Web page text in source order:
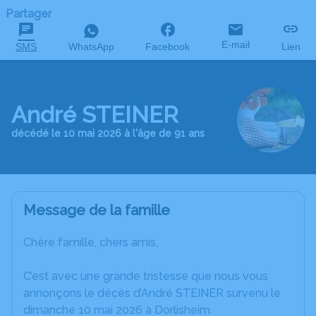
Partager
SMS WhatsApp Facebook E-mail Lien
André STEINER
décédé le 10 mai 2026 à l'âge de 91 ans
Message de la famille
Chère famille, chers amis,
C’est avec une grande tristesse que nous vous
annonçons le décès d’André STEINER survenu le
dimanche 10 mai 2026 à Dorlisheim.